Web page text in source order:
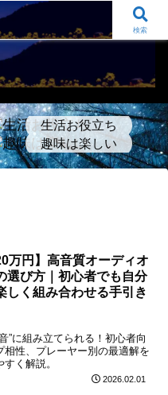
事と生活のお役立ち/いろいろ…
生活お役立ち
趣味は楽しい
万円】高音質オーディオ
選び方｜初心者でも自分
しく組み合わせる手引き
”に組み立てられる！初心者向
性、プレーヤー別の最適解を
く解説。
2026.02.01
検索